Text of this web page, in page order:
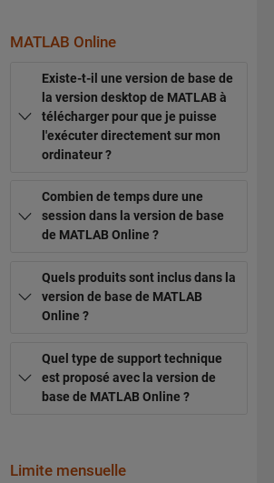
MATLAB Online
Existe-t-il une version de base de
la version desktop de MATLAB à
télécharger pour que je puisse
l'exécuter directement sur mon
ordinateur ?
Combien de temps dure une
session dans la version de base
de MATLAB Online ?
Quels produits sont inclus dans la
version de base de MATLAB
Online ?
Quel type de support technique
est proposé avec la version de
base de MATLAB Online ?
Limite mensuelle